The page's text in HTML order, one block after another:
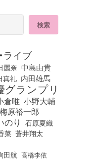
ライブ
麗奈 中島由貴
真礼 内田雄馬
グランプリ
倉唯 小野大輔
梅原裕一郎
のり 石原夏織
菜 蒼井翔太
田航 高橋李依